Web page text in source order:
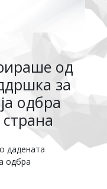
од
за
одбра
дадената
одбра